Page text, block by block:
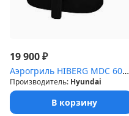
19 900₽
Аэрогриль HIBERG MDC 600 B
Производитель: Hyundai
В корзину